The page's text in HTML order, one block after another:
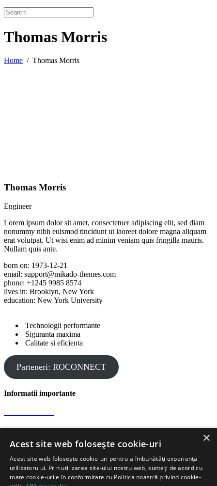
Thomas Morris
Home / Thomas Morris
Thomas Morris
Engineer
Lorem ipsum dolor sit amet, consectetuer adipiscing elit, sed diam
nonummy nibh euismod tincidunt ut laoreet dolore magna aliquam
erat volutpat. Ut wisi enim ad minim veniam quis fringilla mauris.
Nullam quis ante.
born on: 1973-12-21
email: support@mikado-themes.com
phone: +1245 9985 8574
lives in: Brooklyn, New York
education: New York University
Technologii performante
Siguranta maxima
Calitate si eficienta
Parteneri: ROCONNECT
Informatii importante
Informatii de contact
×
Acest site web folosește cookie-uri
Acest site web folosește cookie-uri pentru a îmbunătăți experiența
utilizatorului. Prin utilizarea site-ului nostru web, sunteți de acord cu
toate cookie-urile în conformitate cu Politica noastră privind cookie-